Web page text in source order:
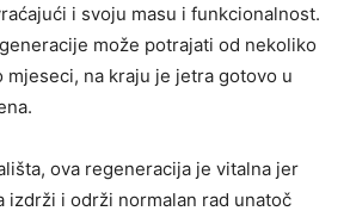
i svoju masu i funkcionalnost.
može potrajati od nekoliko
mjeseci, na kraju je jetra gotovo u
ova regeneracija je vitalna jer
izdrži i održi normalan rad unatoč